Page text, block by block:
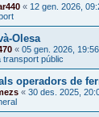
« 12 gen. 2026,
Olesa
« 05 gen. 2026, 19:56
transport públic
operadors de
« 30 des. 2025,